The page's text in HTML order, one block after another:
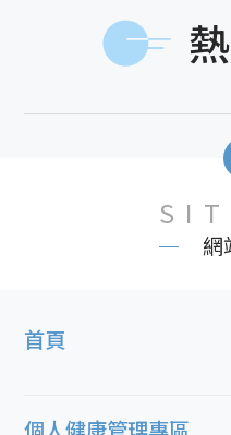
網
首頁